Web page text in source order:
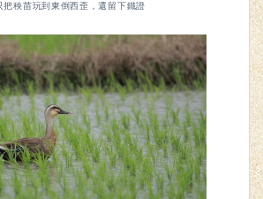
把秧苗玩到東倒西歪，還留下鐵證